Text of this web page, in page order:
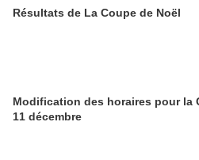
Résultats de La Coupe de Noël
Modification des horaires pour la
11 décembre